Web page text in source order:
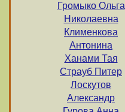
Громыко Ольга
Николаевна
Клименкова
Антонина
Ханами Тая
Страуб Питер
Лоскутов
Александр